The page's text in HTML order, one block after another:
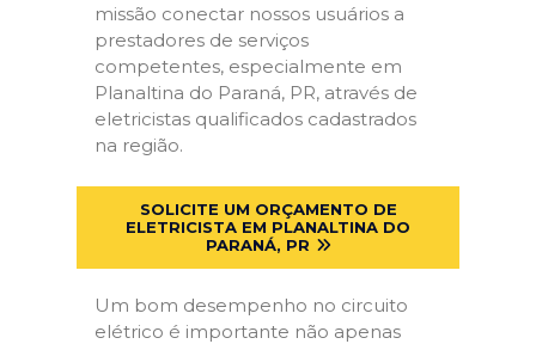
missão conectar nossos usuários a
prestadores de serviços
competentes, especialmente em
Planaltina do Paraná, PR, através de
eletricistas qualificados cadastrados
na região.
SOLICITE UM ORÇAMENTO DE
ELETRICISTA EM PLANALTINA DO
PARANÁ, PR
Um bom desempenho no circuito
elétrico é importante não apenas